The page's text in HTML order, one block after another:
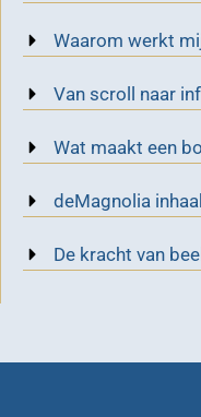
Waarom werkt
Van scroll naar
Wat maakt een
deMagnolia
De kracht van